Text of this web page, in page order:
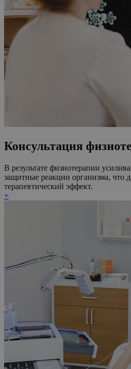
Консультация
В результате физиотерапии
защитные реакции организма, что
терапевтический эффект.
+